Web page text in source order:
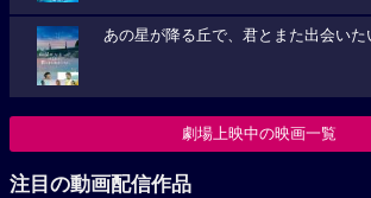
あの星が降る丘で、君とまた出会いた
劇場上映中の映画一覧
注目の動画配信作品